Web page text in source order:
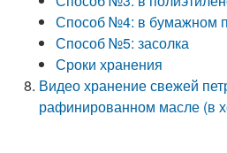
Способ №4: в бумажном
Способ №5: засолка
Сроки хранения
Видео хранение свежей
рафинированном масле (в